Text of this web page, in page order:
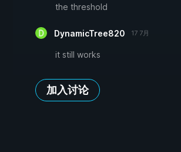
the threshold
DynamicTree820 17 7月
it still works
加入讨论